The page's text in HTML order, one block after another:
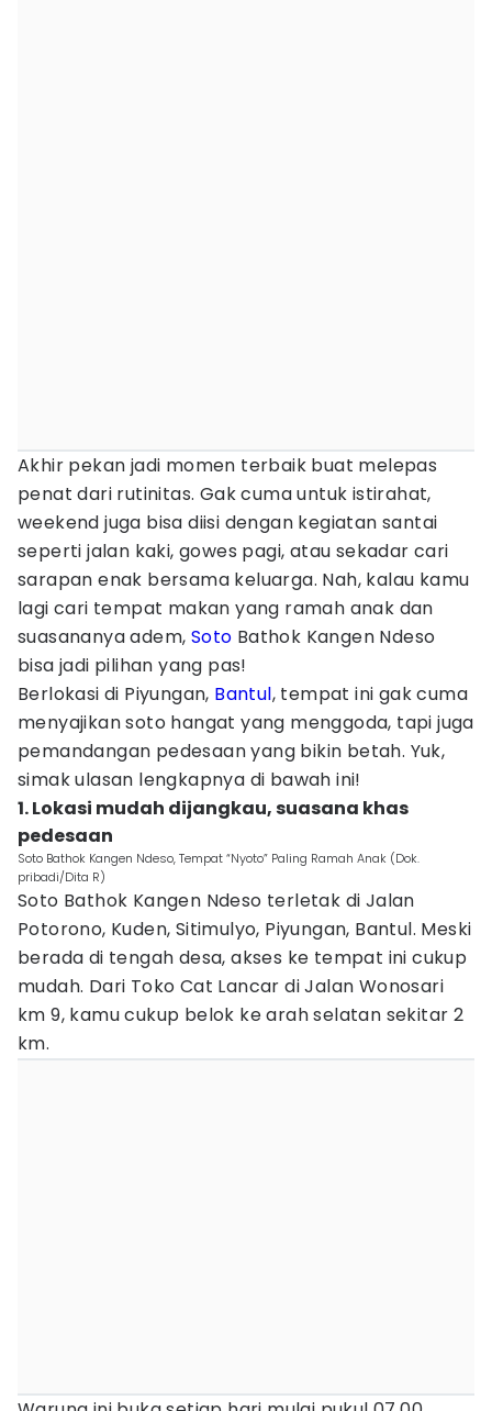
Akhir pekan jadi momen terbaik buat melepas
penat dari rutinitas. Gak cuma untuk istirahat,
weekend juga bisa diisi dengan kegiatan santai
seperti jalan kaki, gowes pagi, atau sekadar cari
sarapan enak bersama keluarga. Nah, kalau kamu
lagi cari tempat makan yang ramah anak dan
suasananya adem, Soto Bathok Kangen Ndeso
bisa jadi pilihan yang pas!
Berlokasi di Piyungan, Bantul, tempat ini gak cuma
menyajikan soto hangat yang menggoda, tapi juga
pemandangan pedesaan yang bikin betah. Yuk,
simak ulasan lengkapnya di bawah ini!
1. Lokasi mudah dijangkau, suasana khas
pedesaan
Soto Bathok Kangen Ndeso, Tempat “Nyoto” Paling Ramah Anak (Dok.
pribadi/Dita R)
Soto Bathok Kangen Ndeso terletak di Jalan
Potorono, Kuden, Sitimulyo, Piyungan, Bantul. Meski
berada di tengah desa, akses ke tempat ini cukup
mudah. Dari Toko Cat Lancar di Jalan Wonosari
km 9, kamu cukup belok ke arah selatan sekitar 2
km.